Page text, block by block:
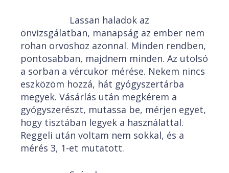
Lassan haladok az
önvizsgálatban, manapság az ember nem
rohan orvoshoz azonnal. Minden rendben,
pontosabban, majdnem minden. Az utolsó
a sorban a vércukor mérése. Nekem nincs
eszközöm hozzá, hát gyógyszertárba
megyek. Vásárlás után megkérem a
gyógyszerészt, mutassa be, mérjen egyet,
hogy tisztában legyek a használattal.
Reggeli után voltam nem sokkal, és a
mérés 3, 1-et mutatott.